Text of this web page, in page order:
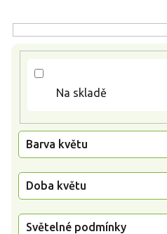
Na skladě
Barva květu
Doba květu
Světelné podmínky
u